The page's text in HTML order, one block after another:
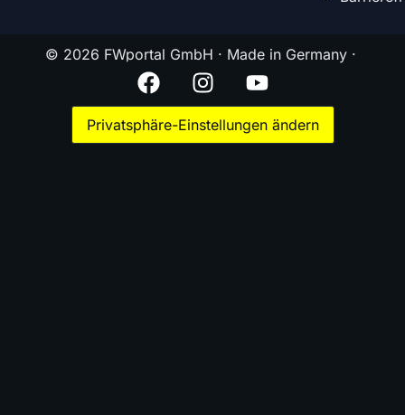
© 2026 FWportal GmbH · Made in Germany ·
Privatsphäre-Einstellungen ändern